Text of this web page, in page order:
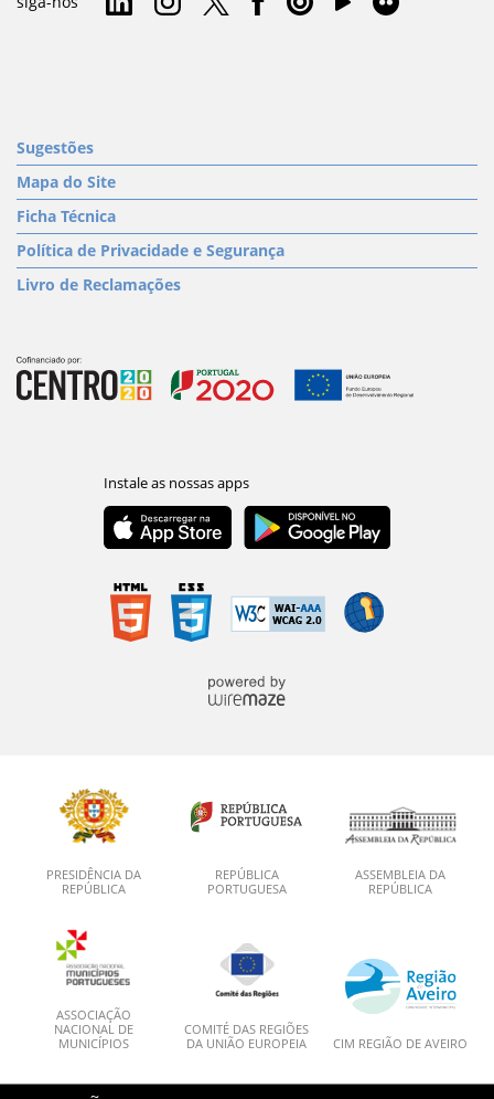
Sugestões
Mapa do Site
Ficha Técnica
Política de Privacidade e Segurança
Livro de Reclamações
PRESIDÊNCIA DA
REPÚBLICA
REPÚBLICA
PORTUGUESA
ASSEMBLEIA DA
REPÚBLICA
ASSOCIAÇÃO
NACIONAL DE
MUNICÍPIOS
COMITÉ DAS REGIÕES
DA UNIÃO EUROPEIA
CIM REGIÃO DE AVEIRO